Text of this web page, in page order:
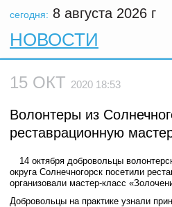
сегодня: 8 августа 2026 г
НОВОСТИ
15 ОКТ 2020 18:53
Волонтеры из
реставрационную
14 октября добровольцы
округа Солнечногорск посетили
организовали мастер-класс
Добровольцы на практике узнали